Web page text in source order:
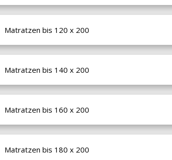
Matratzen bis 120 x 200
Matratzen bis 140 x 200
Matratzen bis 160 x 200
Matratzen bis 180 x 200